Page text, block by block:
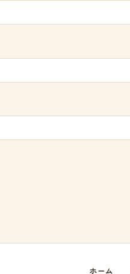
ホーム